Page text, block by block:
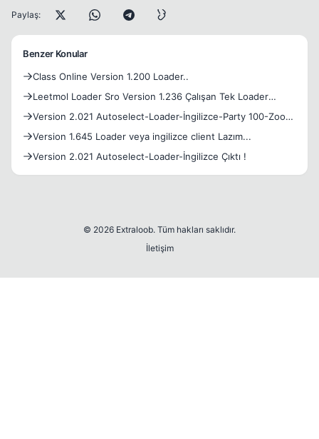
Paylaş:
Benzer Konular
Class Online Version 1.200 Loader..
Leetmol Loader Sro Version 1.236 Çalışan Tek Loader
Yayında!
Version 2.021 Autoselect-Loader-İngilizce-Party 100-Zoom
her
Version 1.645 Loader veya ingilizce client Lazım...
Version 2.021 Autoselect-Loader-İngilizce Çıktı !
© 2026 Extraloob. Tüm hakları saklıdır.
İletişim